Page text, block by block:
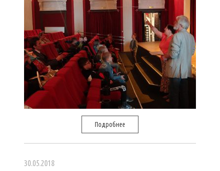
Подробнее
30.05.2018